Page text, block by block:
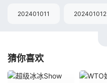
202401011 202401012
猜你喜欢